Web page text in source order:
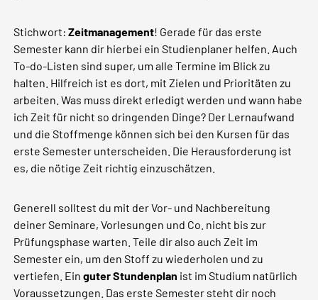
Stichwort:Zeitmanagement! Gerade für das erste
Semester kann dir hierbei ein Studienplaner helfen. Auch
To-do-Listen sind super, um alle Termine im Blick zu
halten. Hilfreich ist es dort, mit Zielen und Prioritäten zu
arbeiten. Was muss direkt erledigt werden und wann habe
ich Zeit für nicht so dringenden Dinge? Der Lernaufwand
und die Stoffmenge können sich bei den Kursen für das
erste Semester unterscheiden. Die Herausforderung ist
es, die nötige Zeit richtig einzuschätzen.
Generell solltest du mit der Vor- und Nachbereitung
deiner Seminare, Vorlesungen und Co. nicht bis zur
Prüfungsphase warten. Teile dir also auch Zeit im
Semester ein, um den Stoff zu wiederholen und zu
vertiefen. Einguter Stundenplan ist im Studium natürlich
Voraussetzungen. Das erste Semester steht dir noch